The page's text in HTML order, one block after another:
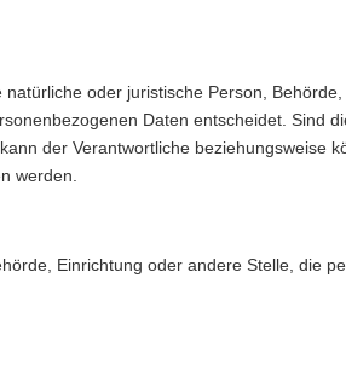
oder juristische Person,
Daten entscheidet. Sind
der Verantwortliche beziehungsweise
werden.
Einrichtung oder andere Stelle, die